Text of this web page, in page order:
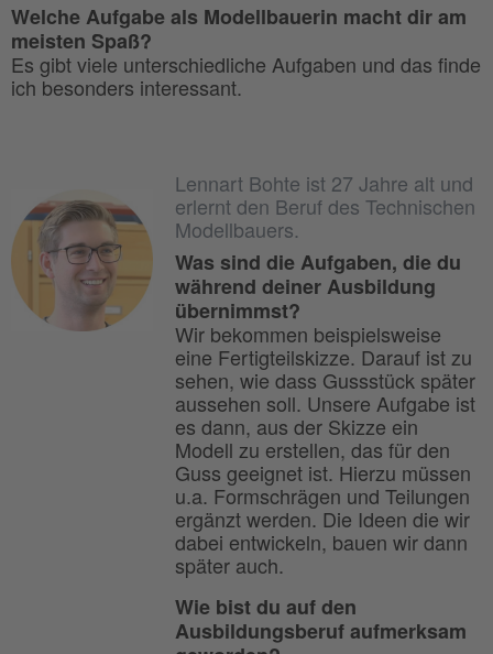
Welche Aufgabe als Modellbauerin macht dir am
meisten Spaß?
Es gibt viele unterschiedliche Aufgaben und das finde
ich besonders interessant.
Lennart Bohte ist 27 Jahre alt und
erlernt den Beruf des Technischen
Modellbauers.
Was sind die Aufgaben, die du
während deiner Ausbildung
übernimmst?
Wir bekommen beispielsweise
eine Fertigteilskizze. Darauf ist zu
sehen, wie dass Gussstück später
aussehen soll. Unsere Aufgabe ist
es dann, aus der Skizze ein
Modell zu erstellen, das für den
Guss geeignet ist. Hierzu müssen
u.a. Formschrägen und Teilungen
ergänzt werden. Die Ideen die wir
dabei entwickeln, bauen wir dann
später auch.
Wie bist du auf den
Ausbildungsberuf aufmerksam